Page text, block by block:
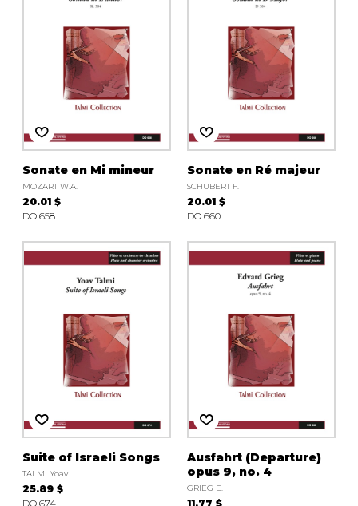
Sonate en Mi mineur
MOZART W.A.
20.01 $
DO 658
Sonate en Ré majeur
SCHUBERT F.
20.01 $
DO 660
Suite of Israeli Songs
TALMI Yoav
25.89 $
DO 674
Ausfahrt (Departure)
opus 9, no. 4
GRIEG E.
11.77 $